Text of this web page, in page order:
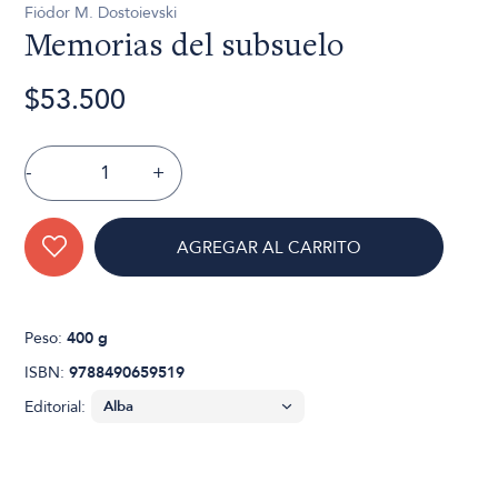
Fiódor M. Dostoievski
Memorias del subsuelo
$53.500
- +
AGREGAR AL CARRITO
Peso:400 g
ISBN:9788490659519
Editorial: